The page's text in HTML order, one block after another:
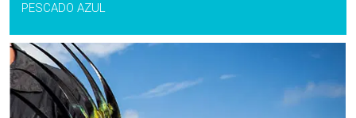
PESCADO AZUL